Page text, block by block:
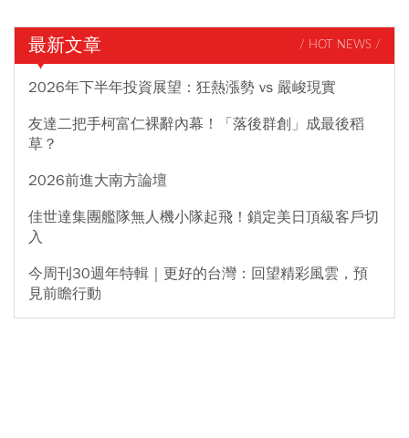
最新文章 / HOT NEWS /
2026年下半年投資展望：狂熱漲勢 vs 嚴峻現實
友達二把手柯富仁裸辭內幕！「落後群創」成最後稻
草？
2026前進大南方論壇
佳世達集團艦隊無人機小隊起飛！鎖定美日頂級客戶切
入
今周刊30週年特輯｜更好的台灣：回望精彩風雲，預
見前瞻行動